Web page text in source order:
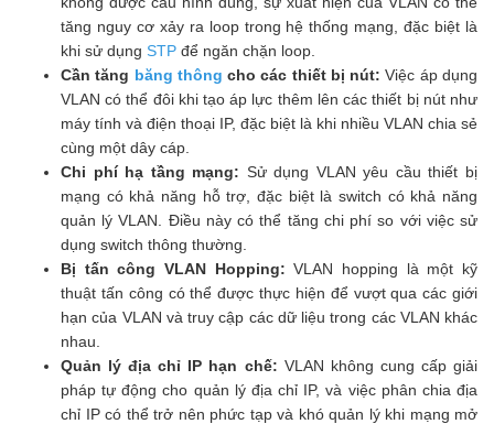
tăng nguy cơ xảy ra loop trong hệ thống mạng, đặc biệt là
khi sử dụng STP để ngăn chặn loop.
Cần tăng băng thông cho các thiết bị nút: Việc áp dụng
VLAN có thể đôi khi tạo áp lực thêm lên các thiết bị nút như
máy tính và điện thoại IP, đặc biệt là khi nhiều VLAN chia sẻ
cùng một dây cáp.
Chi phí hạ tầng mạng: Sử dụng VLAN yêu cầu thiết bị
mạng có khả năng hỗ trợ, đặc biệt là switch có khả năng
quản lý VLAN. Điều này có thể tăng chi phí so với việc sử
dụng switch thông thường.
Bị tấn công VLAN Hopping: VLAN hopping là một kỹ
thuật tấn công có thể được thực hiện để vượt qua các giới
hạn của VLAN và truy cập các dữ liệu trong các VLAN khác
nhau.
Quản lý địa chỉ IP hạn chế: VLAN không cung cấp giải
pháp tự động cho quản lý địa chỉ IP, và việc phân chia địa
chỉ IP có thể trở nên phức tạp và khó quản lý khi mạng mở